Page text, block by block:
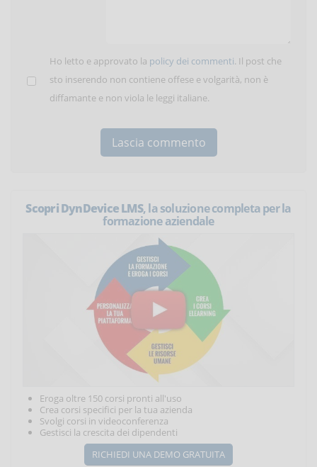
Ho letto e approvato la policy dei commenti. Il post che
sto inserendo non contiene offese e volgarità, non è
diffamante e non viola le leggi italiane.
Scopri DynDevice LMS, la soluzione completa per la
formazione aziendale
Eroga oltre 150 corsi pronti all'uso
Crea corsi specifici per la tua azienda
Svolgi corsi in videoconferenza
Gestisci la crescita dei dipendenti
RICHIEDI UNA DEMO GRATUITA